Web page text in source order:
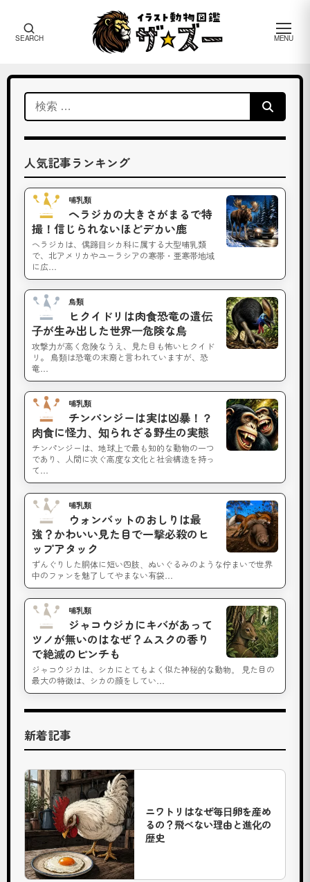
SEARCH MENU
メ
ー
ズー
ザ・
ズ
ー
に
つ
い
て
こ
ん
ち
は
。
当
サ
ト
管
理
獣
ス
ラ
イ
オ
ン
「
ノ
ラ
」
で
す
。
検
索:
人気記事ランキング
No.1
哺乳類
ヘラジカの大きさがまるで特
撮！信じられないほどデカい鹿
ヘラジカは、偶蹄目シカ科に属する大型哺乳類
で、北アメリカやユーラシアの寒帯・亜寒帯地域
に広…
No.2
鳥類
ヒクイドリは肉食恐竜の遺伝
子が生み出した世界一危険な鳥
攻撃力が高く危険なうえ、見た目も怖いヒクイド
リ。 鳥類は恐竜の末裔と言われていますが、恐
竜…
No.3
哺乳類
チンパンジーは実は凶暴！？
肉食に怪力、知られざる野生の実態
チンパンジーは、地球上で最も知的な動物の一つ
であり、人間に次ぐ高度な文化と社会構造を持っ
て…
No.4
哺乳類
ウォンバットのおしりは最
強？かわいい見た目で一撃必殺のヒ
ップアタック
ずんぐりした胴体に短い四肢、ぬいぐるみのような佇まいで世界
中のファンを魅了してやまない有袋…
No.5
哺乳類
ジャコウジカにキバがあって
ツノが無いのはなぜ？ムスクの香り
で絶滅のピンチも
ジャコウジカは、シカにとてもよく似た神秘的な動物。 見た目の
最大の特徴は、シカの顔をしてい…
新着記事
ニワトリはなぜ毎日卵を産め
るの？飛べない理由と進化の
歴史